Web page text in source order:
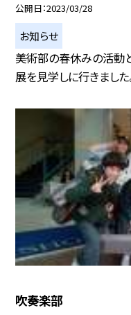
公開日 2023/03/28
お知らせ
美術部の春休みの活動
展を見学しに行きました
吹奏楽部